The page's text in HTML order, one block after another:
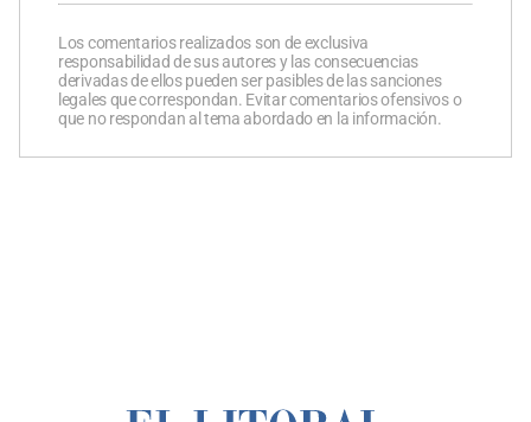
Los comentarios realizados son de exclusiva
responsabilidad de sus autores y las consecuencias
derivadas de ellos pueden ser pasibles de las sanciones
legales que correspondan. Evitar comentarios ofensivos o
que no respondan al tema abordado en la información.